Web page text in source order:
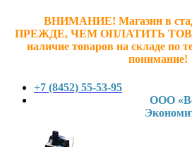
ВНИМАНИЕ! Магазин в
ПРЕЖДЕ, ЧЕМ ОПЛАТИТЬ
наличие товаров на складе по
понимание!
+7 (8452) 55-53-95
ООО
Экономить с